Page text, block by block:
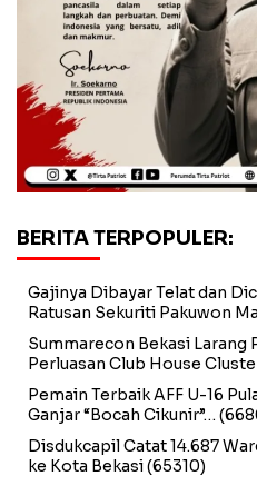
BERITA TERPOPULER:
Gajinya Dibayar Telat dan
Ratusan Sekuriti Pakuwon
Summarecon Bekasi Larang
Perluasan Club House
Pemain Terbaik AFF U-16
Ganjar “Bocah Cikunir”…
Disdukcapil Catat 14.687
ke Kota Bekasi(65310)